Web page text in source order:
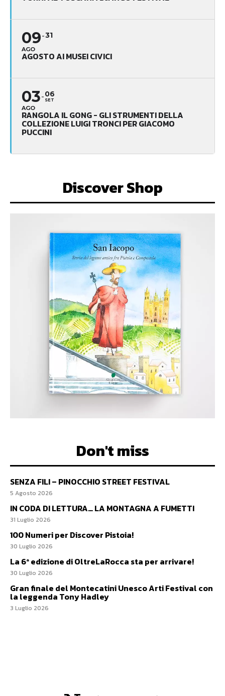
09
AGO
31
AGOSTO AI MUSEI CIVICI
03
AGO
06
SET
RANGOLA IL GONG - GLI STRUMENTI DELLA
COLLEZIONE LUIGI TRONCI PER GIACOMO
PUCCINI
Discover Shop
Don't miss
SENZA FILI – PINOCCHIO STREET FESTIVAL
5 Agosto 2026
IN CODA DI LETTURA… LA MONTAGNA A FUMETTI
31 Luglio 2026
100 Numeri per Discover Pistoia!
30 Luglio 2026
La 6ª edizione di OltreLaRocca sta per arrivare!
30 Luglio 2026
Gran finale del Montecatini Unesco Arti Festival con
la leggenda Tony Hadley
3 Luglio 2026